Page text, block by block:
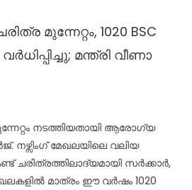
മുന്നേറ്റം, 1020 BSC
മന്ത്രി വീണാ
നടത്തിയതായി ആരോഗ്യ
നഴ്സിംഗ് മേഖലയിലെ വലിയ
ചരിത്രത്തിലാദ്യമായി സര്‍ക്കാര്‍,
മാത്രം ഈ വര്‍ഷം 1020